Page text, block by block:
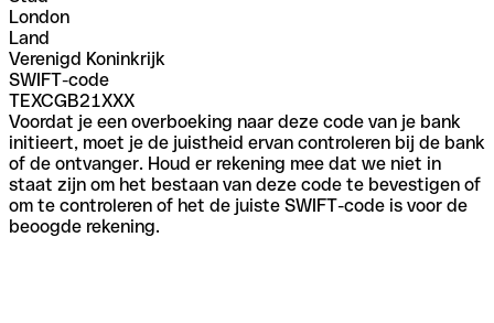
London
Land
Verenigd Koninkrijk
SWIFT-code
TEXCGB21XXX
Voordat je een overboeking naar deze code van je bank
initieert, moet je de juistheid ervan controleren bij de bank
of de ontvanger. Houd er rekening mee dat we niet in
staat zijn om het bestaan van deze code te bevestigen of
om te controleren of het de juiste SWIFT-code is voor de
beoogde rekening.